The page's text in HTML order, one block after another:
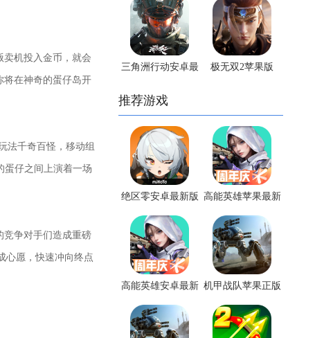
机投入金币，就会
将在神奇的蛋仔岛开
千奇百怪，移动组
蛋仔之间上演着一场
争对手们造成重磅
心愿，快速冲向终点
三角洲行动安卓最
极无双2苹果版
推荐游戏
绝区零安卓最新版
手游
高能英雄苹果最新
版手游
高能英雄安卓最新
版手游
机甲战队苹果正版